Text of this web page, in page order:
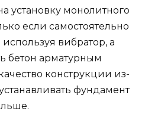
установку монолитного
если самостоятельно
вибратор, а
бетон арматурным
конструкции из-
фундамент